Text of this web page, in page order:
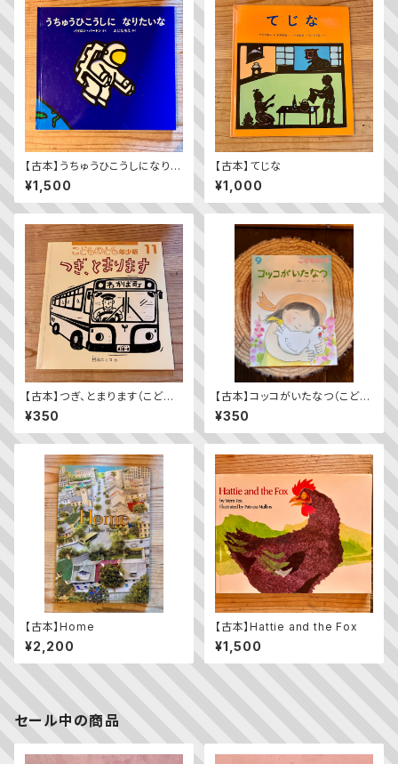
【古本】うちゅうひこうしになりた
いな
¥1,500
【古本】てじな
¥1,000
【古本】つぎ、とまります（こども
のとも年少版 2009年11月
号）（第392号）
¥350
【古本】コッコがいたなつ（こども
のとも2023年9月号）
¥350
【古本】Home
¥2,200
【古本】Hattie and the Fox
¥1,500
セール中の商品